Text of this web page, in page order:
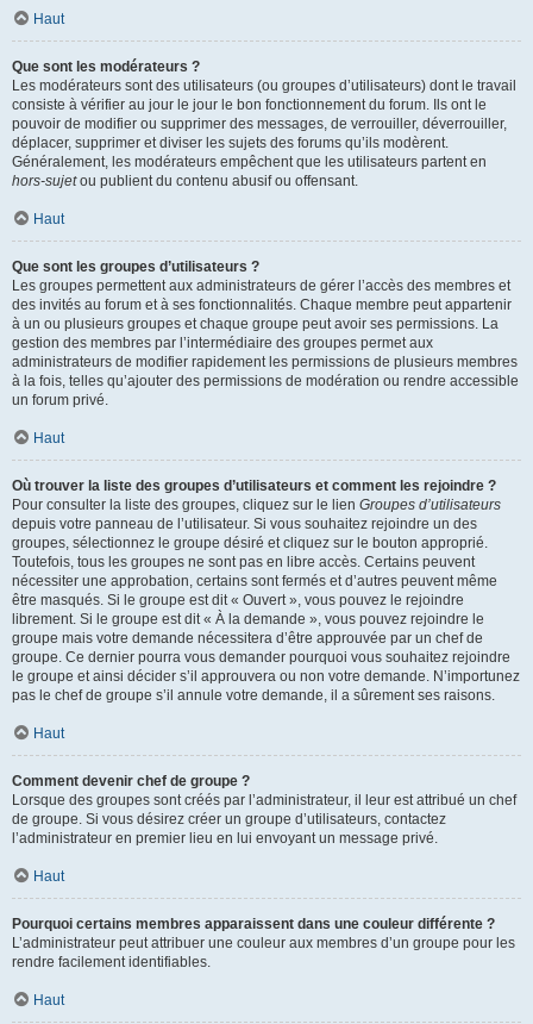
Haut
Que sont les modérateurs ?
Les modérateurs sont des utilisateurs (ou groupes d’utilisateurs) dont le travail
consiste à vérifier au jour le jour le bon fonctionnement du forum. Ils ont le
pouvoir de modifier ou supprimer des messages, de verrouiller, déverrouiller,
déplacer, supprimer et diviser les sujets des forums qu’ils modèrent.
Généralement, les modérateurs empêchent que les utilisateurs partent en
hors-sujetou publient du contenu abusif ou offensant.
Haut
Que sont les groupes d’utilisateurs ?
Les groupes permettent aux administrateurs de gérer l’accès des membres et
des invités au forum et à ses fonctionnalités. Chaque membre peut appartenir
à un ou plusieurs groupes et chaque groupe peut avoir ses permissions. La
gestion des membres par l’intermédiaire des groupes permet aux
administrateurs de modifier rapidement les permissions de plusieurs membres
à la fois, telles qu’ajouter des permissions de modération ou rendre accessible
un forum privé.
Haut
Où trouver la liste des groupes d’utilisateurs et comment les rejoindre ?
Pour consulter la liste des groupes, cliquez sur le lien Groupes d’utilisateurs
depuis votre panneau de l’utilisateur. Si vous souhaitez rejoindre un des
groupes, sélectionnez le groupe désiré et cliquez sur le bouton approprié.
Toutefois, tous les groupes ne sont pas en libre accès. Certains peuvent
nécessiter une approbation, certains sont fermés et d’autres peuvent même
être masqués. Si le groupe est dit « Ouvert », vous pouvez le rejoindre
librement. Si le groupe est dit « À la demande », vous pouvez rejoindre le
groupe mais votre demande nécessitera d’être approuvée par un chef de
groupe. Ce dernier pourra vous demander pourquoi vous souhaitez rejoindre
le groupe et ainsi décider s’il approuvera ou non votre demande. N’importunez
pas le chef de groupe s’il annule votre demande, il a sûrement ses raisons.
Haut
Comment devenir chef de groupe ?
Lorsque des groupes sont créés par l’administrateur, il leur est attribué un chef
de groupe. Si vous désirez créer un groupe d’utilisateurs, contactez
l’administrateur en premier lieu en lui envoyant un message privé.
Haut
Pourquoi certains membres apparaissent dans une couleur différente ?
L’administrateur peut attribuer une couleur aux membres d’un groupe pour les
rendre facilement identifiables.
Haut